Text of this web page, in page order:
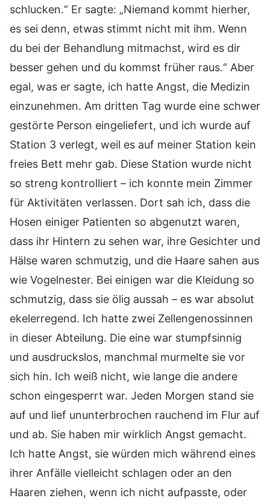
schlucken.“ Er sagte: „Niemand kommt hierher,
es sei denn, etwas stimmt nicht mit ihm. Wenn
du bei der Behandlung mitmachst, wird es dir
besser gehen und du kommst früher raus.“ Aber
egal, was er sagte, ich hatte Angst, die Medizin
einzunehmen. Am dritten Tag wurde eine schwer
gestörte Person eingeliefert, und ich wurde auf
Station 3 verlegt, weil es auf meiner Station kein
freies Bett mehr gab. Diese Station wurde nicht
so streng kontrolliert – ich konnte mein Zimmer
für Aktivitäten verlassen. Dort sah ich, dass die
Hosen einiger Patienten so abgenutzt waren,
dass ihr Hintern zu sehen war, ihre Gesichter und
Hälse waren schmutzig, und die Haare sahen aus
wie Vogelnester. Bei einigen war die Kleidung so
schmutzig, dass sie ölig aussah – es war absolut
ekelerregend. Ich hatte zwei Zellengenossinnen
in dieser Abteilung. Die eine war stumpfsinnig
und ausdruckslos, manchmal murmelte sie vor
sich hin. Ich weiß nicht, wie lange die andere
schon eingesperrt war. Jeden Morgen stand sie
auf und lief ununterbrochen rauchend im Flur auf
und ab. Sie haben mir wirklich Angst gemacht.
Ich hatte Angst, sie würden mich während eines
ihrer Anfälle vielleicht schlagen oder an den
Haaren ziehen, wenn ich nicht aufpasste, oder